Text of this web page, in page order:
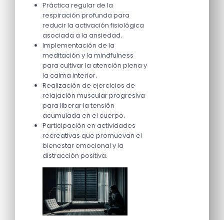
Práctica regular de la
respiración profunda para
reducir la activación fisiológica
asociada a la ansiedad.
Implementación de la
meditación y la mindfulness
para cultivar la atención plena y
la calma interior.
Realización de ejercicios de
relajación muscular progresiva
para liberar la tensión
acumulada en el cuerpo.
Participación en actividades
recreativas que promuevan el
bienestar emocional y la
distracción positiva.